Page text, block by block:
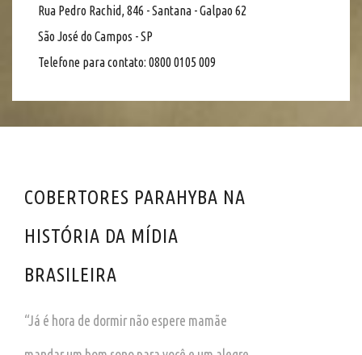
Rua Pedro Rachid, 846 - Santana - Galpao 62
São José do Campos - SP
Telefone para contato: 0800 0105 009
COBERTORES PARAHYBA NA
HISTÓRIA DA MÍDIA
BRASILEIRA
“Já é hora de dormir não espere mamãe